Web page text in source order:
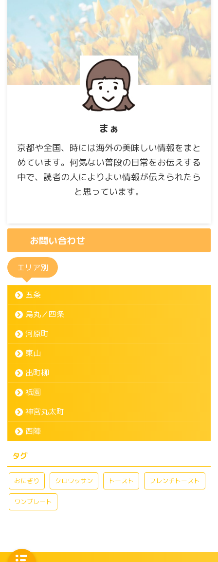
まぁ
京都や全国、時には海外の美味しい情報をまと
めています。何気ない普段の日常をお伝えする
中で、読者の人によりよい情報が伝えられたら
と思っています。
お問い合わせ
エリア別
五条
烏丸／四条
河原町
東山
出町柳
祇園
神宮丸太町
西陣
タグ
おにぎり クロワッサン トースト フレンチトースト
ワンプレート